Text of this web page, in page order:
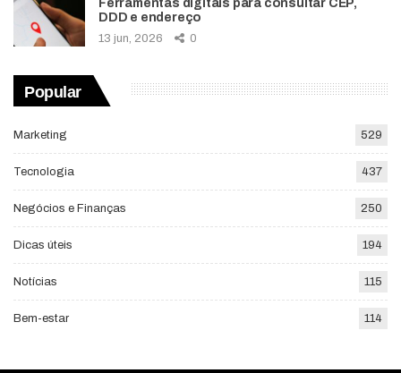
Ferramentas digitais para consultar CEP,
DDD e endereço
13 jun, 2026 0
Popular
Marketing 529
Tecnologia 437
Negócios e Finanças 250
Dicas úteis 194
Notícias 115
Bem-estar 114